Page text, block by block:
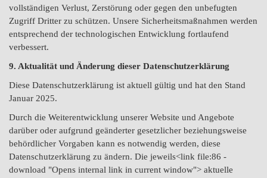
vollständigen Verlust, Zerstörung oder gegen den unbefugten
Zugriff Dritter zu schützen. Unsere Sicherheitsmaßnahmen werden
entsprechend der technologischen Entwicklung fortlaufend
verbessert.
9. Aktualität und Änderung dieser Datenschutzerklärung
Diese Datenschutzerklärung ist aktuell gültig und hat den Stand
Januar 2025.
Durch die Weiterentwicklung unserer Website und Angebote
darüber oder aufgrund geänderter gesetzlicher beziehungsweise
behördlicher Vorgaben kann es notwendig werden, diese
Datenschutzerklärung zu ändern. Die jeweils<link file:86 -
download "Opens internal link in current window"> aktuelle